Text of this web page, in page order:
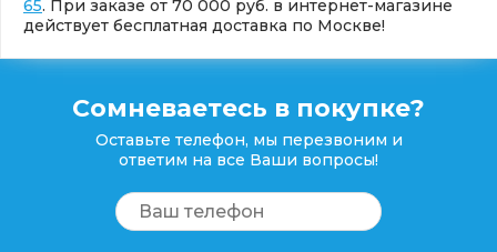
65. При заказе от 70 000 руб. в интернет-магазине
действует бесплатная доставка по Москве!
Сомневаетесь в покупке?
Оставьте телефон, мы перезвоним и
ответим на все Ваши вопросы!